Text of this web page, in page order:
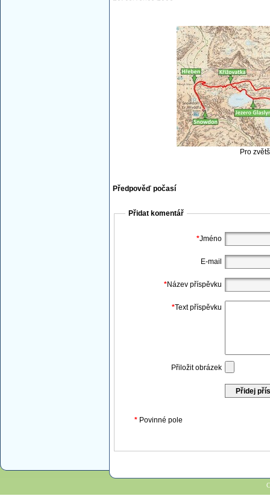
Pro
Předpověď počasí
Přidat komentář
*Jméno
E-mail
*Název příspěvku
*Text příspěvku
Přiložit obrázek
* Povinné pole